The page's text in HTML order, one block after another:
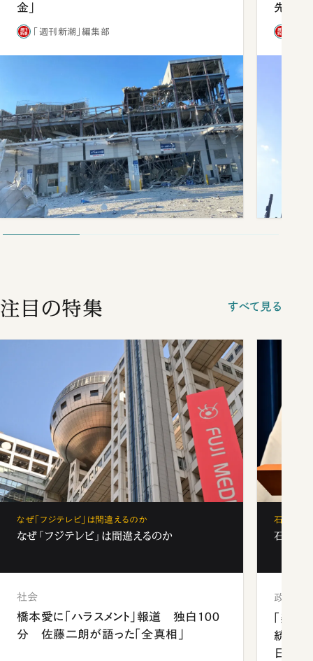
金」
「週刊新潮」編集部
先1位
注目の特集 すべて見る
なぜ「フジテレビ」は間違えるのか
なぜ「フジテレビ」は間違えるのか
社会
橋本愛に「ハラスメント」報道 独白100
分 佐藤二朗が語った「全真相」
石破茂、
石破茂
政治
「楽し
統領と
日米